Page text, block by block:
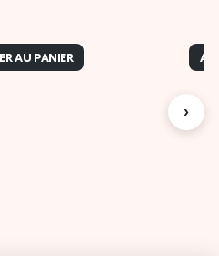
AU PANIER
›